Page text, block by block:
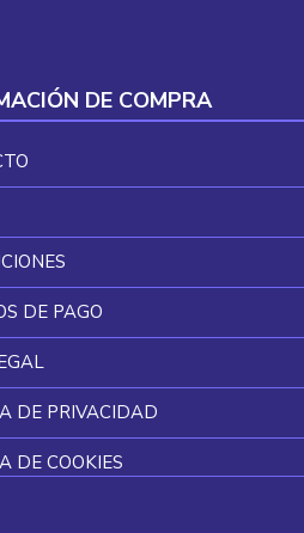
DE COMPRA
DE PAGO
DE PRIVACIDAD
DE COOKIES